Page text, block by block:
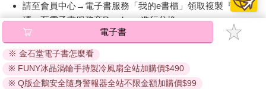
請至會員中心→電子書服務「我的e書櫃」領取複製『兌換
碼』至電子書服務商Readmoo進行兌換。
退換貨須知：
因版權保護，您在金石堂所購買的電子書僅能以金石堂專屬
的閱讀軟體開啟閱讀，無法以其他閱讀器或直接下載檔案。
依據「消費者保護法」第19條及行政院消費者保護處公告之
電子書
※ 金石堂電子書怎麼看
※ FUNY冰晶渦輪手持製冷風扇全站加購價$490
※ Q版企鵝安全隨身警報器全站不限金額加購價$99